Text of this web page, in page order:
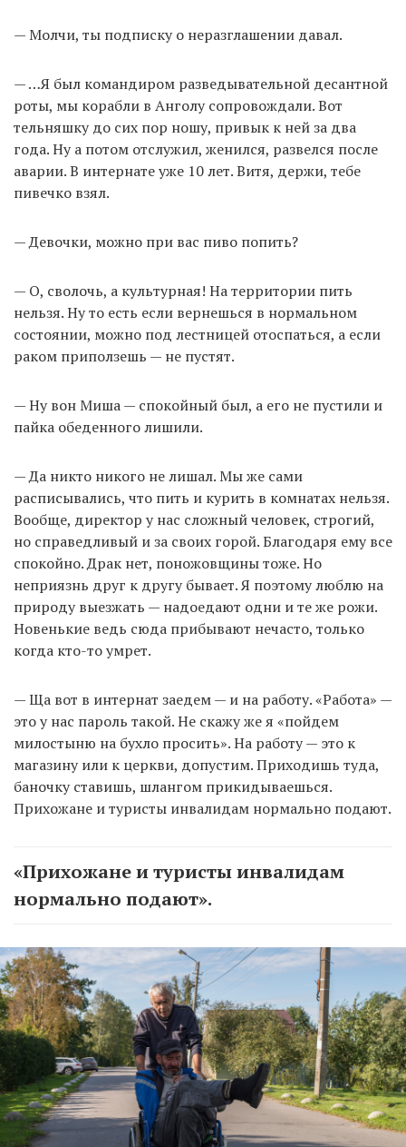
— Молчи, ты подписку о неразглашении давал.
— …Я был командиром разведывательной десантной
роты, мы корабли в Анголу сопровождали. Вот
тельняшку до сих пор ношу, привык к ней за два
года. Ну а потом отслужил, женился, развелся после
аварии. В интернате уже 10 лет. Витя, держи, тебе
пивечко взял.
— Девочки, можно при вас пиво попить?
— О, сволочь, а культурная! На территории пить
нельзя. Ну то есть если вернешься в нормальном
состоянии, можно под лестницей отоспаться, а если
раком приползешь — не пустят.
— Ну вон Миша — спокойный был, а его не пустили и
пайка обеденного лишили.
— Да никто никого не лишал. Мы же сами
расписывались, что пить и курить в комнатах нельзя.
Вообще, директор у нас сложный человек, строгий,
но справедливый и за своих горой. Благодаря ему все
спокойно. Драк нет, поножовщины тоже. Но
неприязнь друг к другу бывает. Я поэтому люблю на
природу выезжать — надоедают одни и те же рожи.
Новенькие ведь сюда прибывают нечасто, только
когда кто-то умрет.
— Ща вот в интернат заедем — и на работу. «Работа» —
это у нас пароль такой. Не скажу же я «пойдем
милостыню на бухло просить». На работу — это к
магазину или к церкви, допустим. Приходишь туда,
баночку ставишь, шлангом прикидываешься.
Прихожане и туристы инвалидам нормально подают.
«Прихожане и туристы инвалидам
нормально подают».